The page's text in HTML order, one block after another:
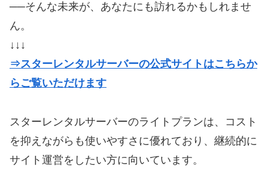
──そんな未来が、あなたにも訪れるかもしれませ
ん。
↓↓↓
⇒スターレンタルサーバーの公式サイトはこちらか
らご覧いただけます
スターレンタルサーバーのライトプランは、コスト
を抑えながらも使いやすさに優れており、継続的に
サイト運営をしたい方に向いています。